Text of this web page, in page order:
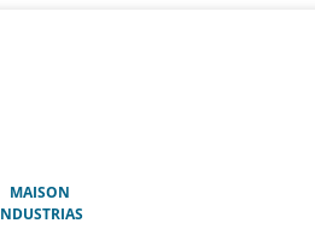
MAISON(ACTUAL)